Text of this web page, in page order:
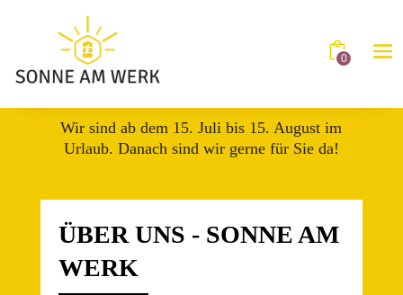
0
Wir sind ab dem 15. Juli bis 15. August im
Urlaub. Danach sind wir gerne für Sie da!
ÜBER UNS - SONNE AM
WERK